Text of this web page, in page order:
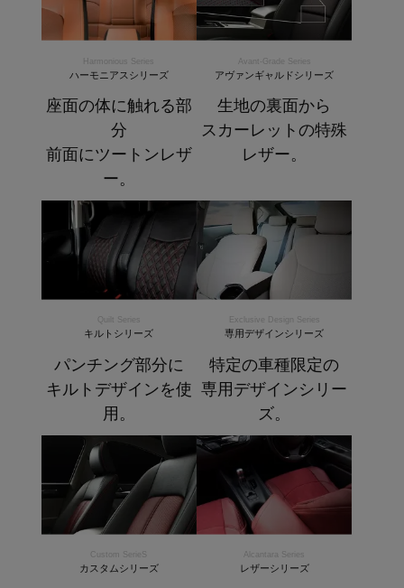
Harmonious Series
ハーモニアスシリーズ
座面の体に触れる部
分
前面にツートンレザ
ー。
Avant-Grade Series
アヴァンギャルドシリーズ
生地の裏面から
スカーレットの特殊
レザー。
Quilt Series
キルトシリーズ
パンチング部分に
キルトデザインを使
用。
Exclusive Design Series
専用デザインシリーズ
特定の車種限定の
専用デザインシリー
ズ。
Custom SerieS
カスタムシリーズ
Alcantara Series
レザーシリーズ